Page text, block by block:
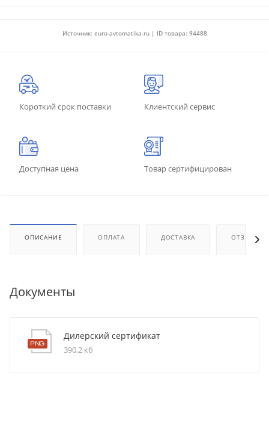
Источник: euro-avtomatika.ru | ID товара: 94488
Короткий срок поставки Клиентский сервис
Доступная цена Товар сертифицирован
ОПИСАНИЕ ОПЛАТА ДОСТАВКА ОТЗЫВЫ
Документы
Дилерский сертификат
390,2 кб